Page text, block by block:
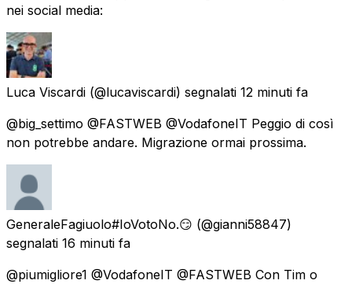
nei social media:
Luca Viscardi (@lucaviscardi) segnalati 12 minuti fa
@big_settimo @FASTWEB @VodafoneIT Peggio di così
non potrebbe andare. Migrazione ormai prossima.
GeneraleFagiuolo#IoVotoNo.😏 (@gianni58847)
segnalati 16 minuti fa
@piumigliore1 @VodafoneIT @FASTWEB Con Tim o